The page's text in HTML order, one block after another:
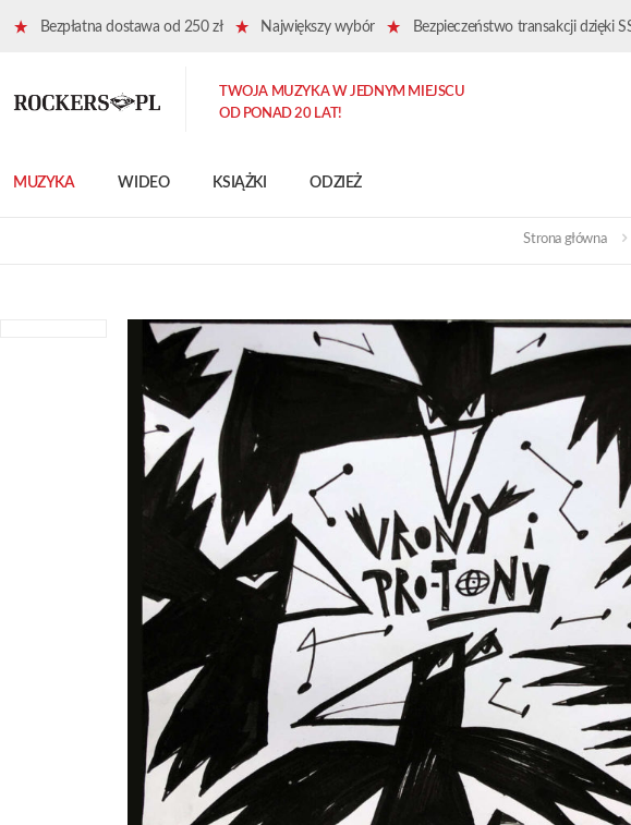
Bezpłatna dostawa od 250 zł Największy wybór Bezpieczeństwo transakcji dzięki
MUZYKA WIDEO KSIĄŻKI ODZIEŻ
TWOJA MUZYKA W JEDNYM MIEJSCU
OD PONAD 20 LAT!
Strona główna